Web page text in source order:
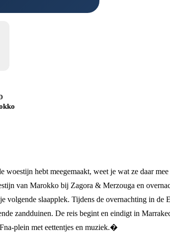
hebt meegemaakt, weet je wat ze daar mee
van Marokko bij Zagora & Merzouga en
volgende slaapplek. Tijdens de overnachting in de
zandduinen. De reis begint en eindigt in
plein met eettentjes en muziek.�